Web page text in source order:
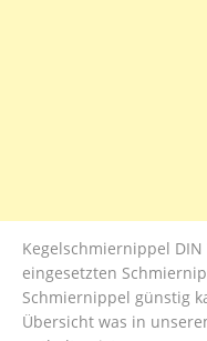
Kegelschmiernippel
eingesetzten
Schmiernippel günstig
Übersicht was in